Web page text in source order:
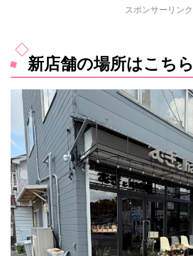
スポンサーリンク
新店舗の場所はこちら